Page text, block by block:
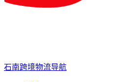
石南跨境物流导航